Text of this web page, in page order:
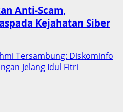
Anti-Scam,
Kejahatan Siber
Tersambung: Diskominfo
Jelang Idul Fitri